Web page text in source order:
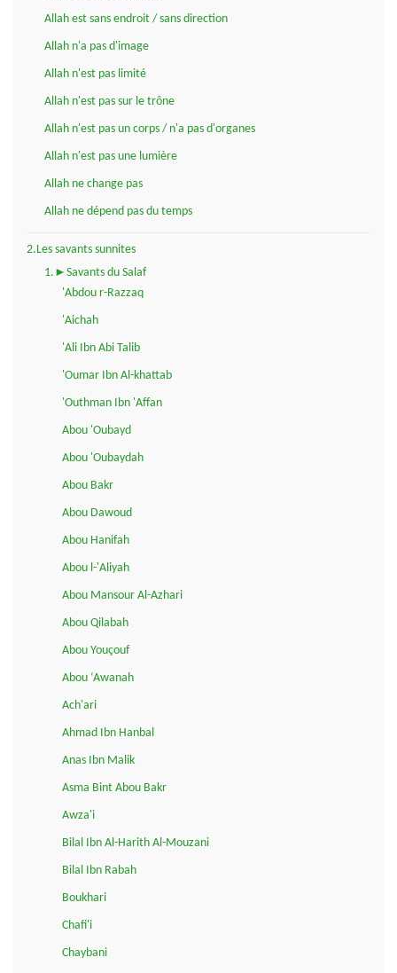
Allah est sans endroit / sans direction
Allah n'a pas d'image
Allah n'est pas limité
Allah n'est pas sur le trône
Allah n'est pas un corps / n'a pas d'organes
Allah n'est pas une lumière
Allah ne change pas
Allah ne dépend pas du temps
2.Les savants sunnites
1.►Savants du Salaf
'Abdou r-Razzaq
'Aichah
'Ali Ibn Abi Talib
'Oumar Ibn Al-khattab
'Outhman Ibn 'Affan
Abou 'Oubayd
Abou 'Oubaydah
Abou Bakr
Abou Dawoud
Abou Hanifah
Abou l-'Aliyah
Abou Mansour Al-Azhari
Abou Qilabah
Abou Youçouf
Abou ‘Awanah
Ach'ari
Ahmad Ibn Hanbal
Anas Ibn Malik
Asma Bint Abou Bakr
Awza'i
Bilal Ibn Al-Harith Al-Mouzani
Bilal Ibn Rabah
Boukhari
Chafi'i
Chaybani